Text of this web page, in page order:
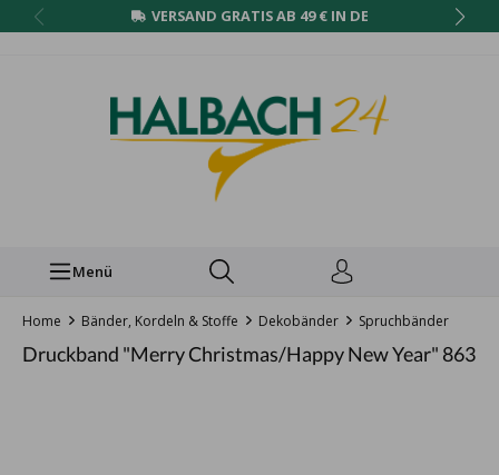
VERSAND GRATIS AB 49 € IN DE
Menü
Home Bänder, Kordeln & Stoffe Dekobänder Spruchbänder
Druckband "Merry Christmas/Happy New Year" 863